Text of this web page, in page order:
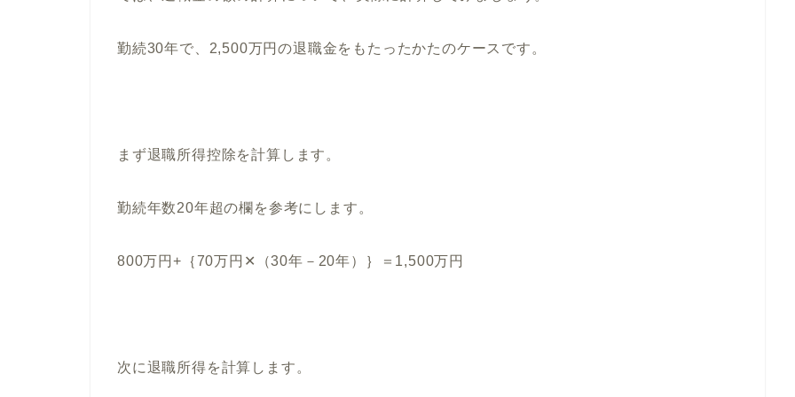
勤続30年で、2,500万円の退職金をもたったかたのケースです。
まず退職所得控除を計算します。
勤続年数20年超の欄を参考にします。
800万円+｛70万円✕（30年－20年）｝＝1,500万円
次に退職所得を計算します。